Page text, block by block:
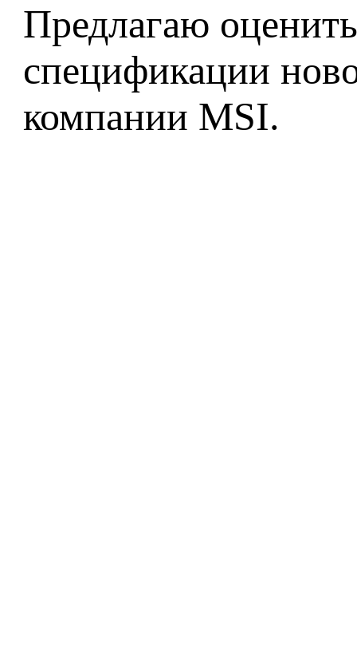
Предлагаю
спецификации
компании MSI.